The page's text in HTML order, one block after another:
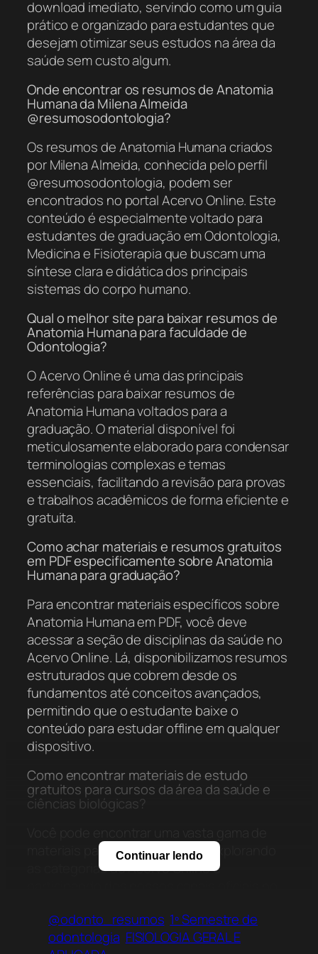
download imediato, servindo como um guia
prático e organizado para estudantes que
desejam otimizar seus estudos na área da
saúde sem custo algum.
Onde encontrar os resumos de Anatomia
Humana da Milena Almeida
@resumosodontologia?
Os resumos de Anatomia Humana criados
por Milena Almeida, conhecida pelo perfil
@resumosodontologia, podem ser
encontrados no portal Acervo Online. Este
conteúdo é especialmente voltado para
estudantes de graduação em Odontologia,
Medicina e Fisioterapia que buscam uma
síntese clara e didática dos principais
sistemas do corpo humano.
Qual o melhor site para baixar resumos de
Anatomia Humana para faculdade de
Odontologia?
O Acervo Online é uma das principais
referências para baixar resumos de
Anatomia Humana voltados para a
graduação. O material disponível foi
meticulosamente elaborado para condensar
terminologias complexas e temas
essenciais, facilitando a revisão para provas
e trabalhos acadêmicos de forma eficiente e
gratuita.
Como achar materiais e resumos gratuitos
em PDF especificamente sobre Anatomia
Humana para graduação?
Para encontrar materiais específicos sobre
Anatomia Humana em PDF, você deve
acessar a seção de disciplinas da saúde no
Acervo Online. Lá, disponibilizamos resumos
estruturados que cobrem desde os
fundamentos até conceitos avançados,
permitindo que o estudante baixe o
conteúdo para estudar offline em qualquer
dispositivo.
Como encontrar materiais de estudo
gratuitos para cursos da área da saúde e
ciências biológicas?
materiais para a área da saúde explorando
as categorias do Acervo Online e
Humana, o acervo cataloga diversos
recursos didáticos digitais que auxiliam na
Continuar lendo
@odonto_resumos 1º Semestre de
odontologia FISIOLOGIA GERAL E